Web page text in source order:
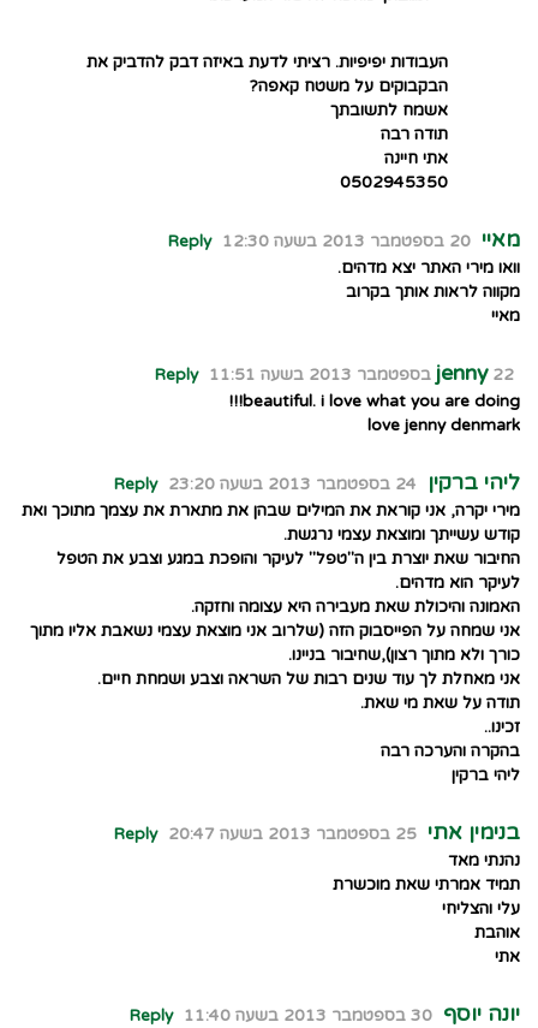
העבודות יפיפיות. רציתי לדעת באיזה דבק להדביק את
הבקבוקים על משטח קאפה?
אשמח לתשובתך
תודה רבה
אתי חיינה
0502945350
מאיי 20 בספטמבר 2013 בשעה 12:30
Reply
וואו מירי האתר יצא מדהים.
מקווה לראות אותך בקרוב
מאיי
jenny 22 בספטמבר 2013 בשעה 11:51
Reply
beautiful. i love what you are doing!!!
love jenny denmark
ליהי ברקין 24 בספטמבר 2013 בשעה 23:20
Reply
מירי יקרה, אני קוראת את המילים שבהן את מתארת את עצמך מתוכך ואת
קודש עשייתך ומוצאת עצמי נרגשת.
החיבור שאת יוצרת בין ה"טפל" לעיקר והופכת במגע וצבע את הטפל
לעיקר הוא מדהים.
האמונה והיכולת שאת מעבירה היא עצומה וחזקה.
אני שמחה על הפייסבוק הזה (שלרוב אני מוצאת עצמי נשאבת אליו מתוך
כורך ולא מתוך רצון),שחיבור בניינו.
אני מאחלת לך עוד שנים רבות של השראה וצבע ושמחת חיים.
תודה על שאת מי שאת.
זכינו..
בהקרה והערכה רבה
ליהי ברקין
בנימין אתי 25 בספטמבר 2013 בשעה 20:47
Reply
נהנתי מאד
תמיד אמרתי שאת מוכשרת
עלי והצליחי
אוהבת
אתי
יונה יוסף 30 בספטמבר 2013 בשעה 11:40
Reply